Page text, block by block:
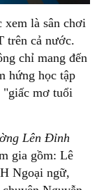
xem là sân chơi
trên cả nước.
chỉ mang đến
hứng học tập
"giấc mơ tuổi
Lên Đỉnh
gia gồm: Lê
Ngoại ngữ,